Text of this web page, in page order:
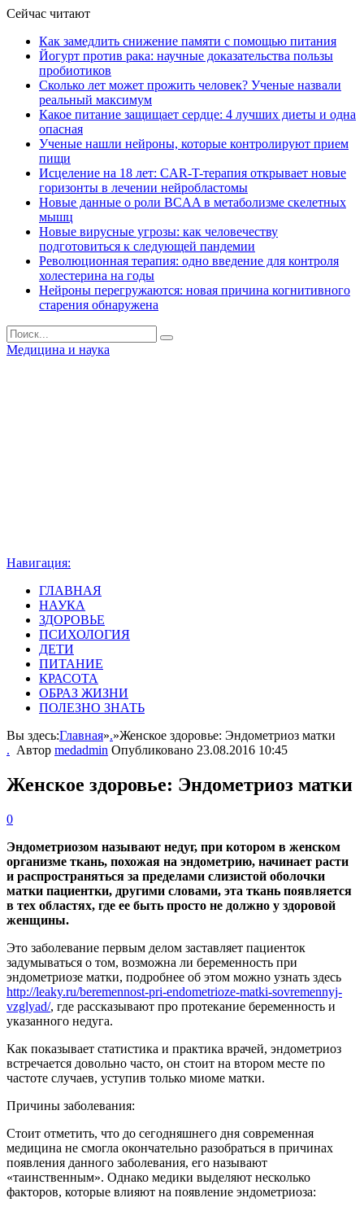
Сейчас читают
Как замедлить снижение памяти с помощью питания
Йогурт против рака: научные доказательства пользы
пробиотиков
Сколько лет может прожить человек? Ученые назвали
реальный максимум
Какое питание защищает сердце: 4 лучших диеты и одна
опасная
Ученые нашли нейроны, которые контролируют прием
пищи
Исцеление на 18 лет: CAR-T-терапия открывает новые
горизонты в лечении нейробластомы
Новые данные о роли BCAA в метаболизме скелетных
мышц
Новые вирусные угрозы: как человечеству
подготовиться к следующей пандемии
Революционная терапия: одно введение для контроля
холестерина на годы
Нейроны перегружаются: новая причина когнитивного
старения обнаружена
Медицина и наука
Навигация:
ГЛАВНАЯ
НАУКА
ЗДОРОВЬЕ
ПСИХОЛОГИЯ
ДЕТИ
ПИТАНИЕ
КРАСОТА
ОБРАЗ ЖИЗНИ
ПОЛЕЗНО ЗНАТЬ
Вы здесь:Главная».»Женское здоровье: Эндометриоз матки
. Автор medadmin Опубликовано 23.08.2016 10:45
Женское здоровье: Эндометриоз матки
0
Эндометриозом называют недуг, при котором в женском
организме ткань, похожая на эндометрию, начинает расти
и распространяться за пределами слизистой оболочки
матки пациентки, другими словами, эта ткань появляется
в тех областях, где ее быть просто не должно у здоровой
женщины.
Это заболевание первым делом заставляет пациенток
задумываться о том, возможна ли беременность при
эндометриозе матки, подробнее об этом можно узнать здесь
http://leaky.ru/beremennost-pri-endometrioze-matki-sovremennyj-
vzglyad/, где рассказывают про протекание беременность и
указанного недуга.
Как показывает статистика и практика врачей, эндометриоз
встречается довольно часто, он стоит на втором месте по
частоте случаев, уступив только миоме матки.
Причины заболевания:
Стоит отметить, что до сегодняшнего дня современная
медицина не смогла окончательно разобраться в причинах
появления данного заболевания, его называют
«таинственным». Однако медики выделяют несколько
факторов, которые влияют на появление эндометриоза: